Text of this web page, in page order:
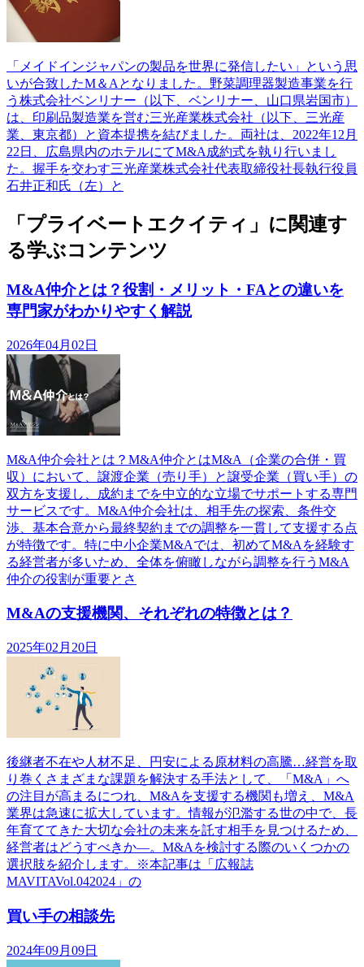
「メイドインジャパンの製品を世界に発信したい」という思
いが合致したM＆Aとなりました。野菜調理器製造事業を行
う株式会社ベンリナー（以下、ベンリナー、山口県岩国市）
は、印刷品製造業を営む三光産業株式会社（以下、三光産
業、東京都）と資本提携を結びました。両社は、2022年12月
22日、広島県内のホテルにてM&A成約式を執り行いまし
た。握手を交わす三光産業株式会社代表取締役社長執行役員
石井正和氏（左）と
「プライベートエクイティ」に関連す
る学ぶコンテンツ
M&A仲介とは？役割・メリット・FAとの違いを
専門家がわかりやすく解説
2026年04月02日
M&A仲介会社とは？M&A仲介とはM&A（企業の合併・買
収）において、譲渡企業（売り手）と譲受企業（買い手）の
双方を支援し、成約までを中立的な立場でサポートする専門
サービスです。M&A仲介会社は、相手先の探索、条件交
渉、基本合意から最終契約までの調整を一貫して支援する点
が特徴です。特に中小企業M&Aでは、初めてM&Aを経験す
る経営者が多いため、全体を俯瞰しながら調整を行うM&A
仲介の役割が重要とさ
M&Aの支援機関、それぞれの特徴とは？
2025年02月20日
後継者不在や人材不足、円安による原材料の高騰…経営を取
り巻くさまざまな課題を解決する手法として、「M&A」へ
の注目が高まるにつれ、M&Aを支援する機関も増え、M&A
業界は急速に拡大しています。情報が氾濫する世の中で、長
年育ててきた大切な会社の未来を託す相手を見つけるため、
経営者はどうすべきか―。M&Aを検討する際のいくつかの
選択肢を紹介します。※本記事は「広報誌
MAVITAVol.042024」の
買い手の相談先
2024年09月09日